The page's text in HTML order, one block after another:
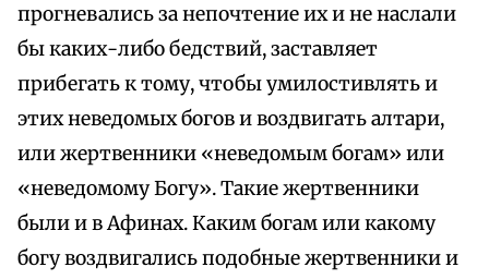
прогневались за непочтение их и не наслали
бы каких-либо бедствий, заставляет
прибегать к тому, чтобы умилостивлять и
этих неведомых богов и воздвигать алтари,
или жертвенники «неведомым богам» или
«неведомому Богу». Такие жертвенники
были и в Афинах. Каким богам или какому
богу воздвигались подобные жертвенники и